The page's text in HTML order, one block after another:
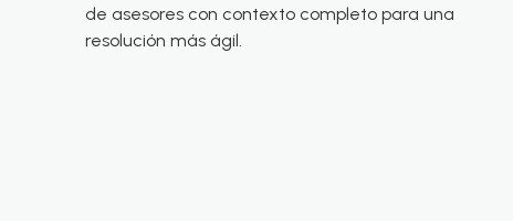
de asesores con contexto completo para una
resolución más ágil.